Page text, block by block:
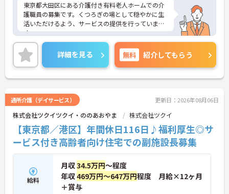
東京都大田区にある介護付き有料老人ホームでの介
護職員の募集です。くつろぎの場として穏やかに生
活いただけるよう、サービスの提供を行っていま
す。
年間休日が119日もあるので、プライベートを大切
にしながらご勤務いただけます。また昇給・賞与制
度があり、頑張りがきちんと評価される職場です。
ご興味のある方には、面接対策ポイントなど、さら
に詳細をお話しいたしますのでお気軽にご相談くだ
詳細を見る 無料 紹介してもらう
通所介護（デイサービス） 更新日：2026年08月06日
株式会社ツクイツクイ・ののあおやま 株式会社ツクイ
【東京都／港区】年間休日116日♪福利厚生◎サ
ービス付き高齢者向け住宅での副施設長募集
給料
月収34.5万円～程度
年収469万円～647万円程度 月給×12ヶ月
＋賞与